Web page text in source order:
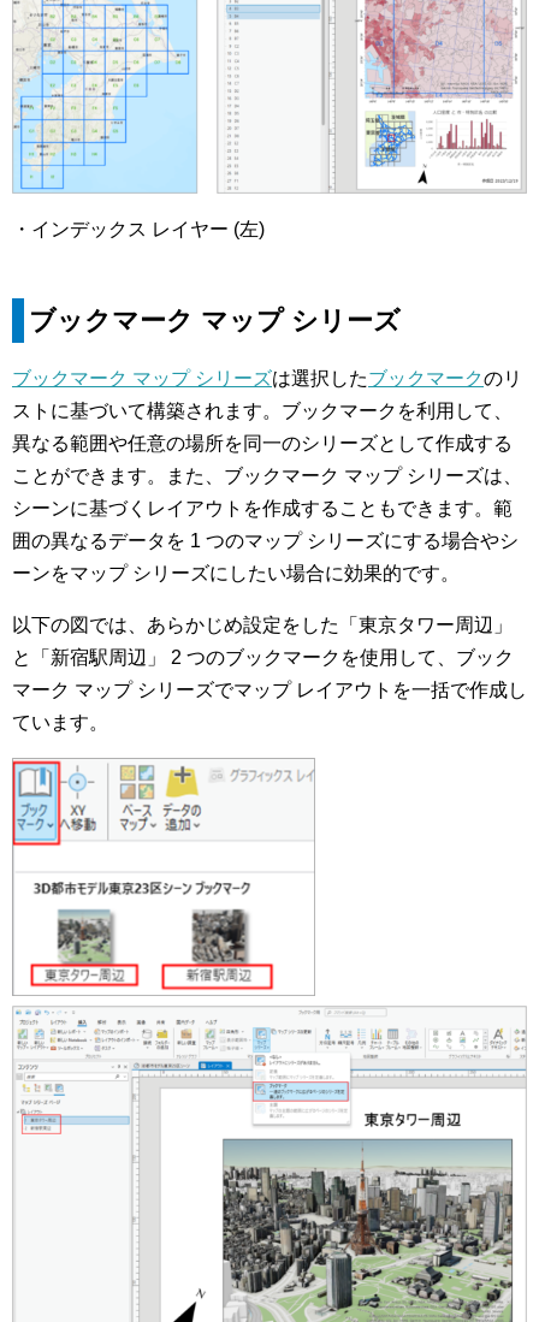
・インデックス レイヤー (左)
ブックマーク マップ シリーズ
ブックマーク マップ シリーズは選択したブックマークのリ
ストに基づいて構築されます。ブックマークを利用して、
異なる範囲や任意の場所を同一のシリーズとして作成する
ことができます。また、ブックマーク マップ シリーズは、
シーンに基づくレイアウトを作成することもできます。範
囲の異なるデータを 1 つのマップ シリーズにする場合やシ
ーンをマップ シリーズにしたい場合に効果的です。
以下の図では、あらかじめ設定をした「東京タワー周辺」
と「新宿駅周辺」 2 つのブックマークを使用して、ブック
マーク マップ シリーズでマップ レイアウトを一括で作成し
ています。